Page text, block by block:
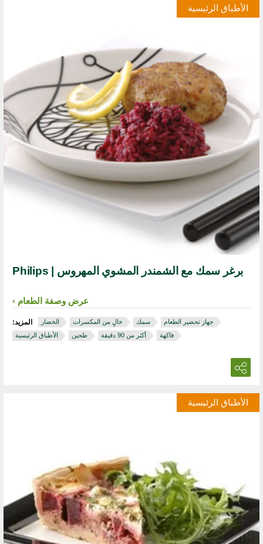
الأطباق الرئيسية
برغر سمك مع الشمندر المشوي المهروس | Philips
عرض وصفة الطعام
المزيد: الخضار خالٍ من المكسرات سمك
جهاز تحضير الطعام
الأطباق الرئيسية
طحين أكثر من 90 دقيقة فاكهة
الأطباق الرئيسية